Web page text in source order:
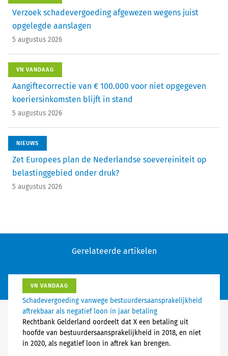
Verzoek schadevergoeding afgewezen wegens juist
opgelegde aanslagen
5 augustus 2026
VN VANDAAG
Aangiftecorrectie van € 100.000 voor niet opgegeven
koeriersinkomsten blijft in stand
5 augustus 2026
NIEUWS
Zet Europees plan de Nederlandse soevereiniteit op
belastinggebied onder druk?
5 augustus 2026
Gerelateerde artikelen
VN VANDAAG
Schadevergoeding vanwege bestuurdersaansprakelijkheid
aftrekbaar als negatief loon in jaar betaling
Rechtbank Gelderland oordeelt dat X een betaling uit
hoofde van bestuurdersaansprakelijkheid in 2018, en niet
in 2020, als negatief loon in aftrek kan brengen.